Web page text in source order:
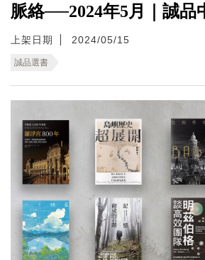
脈絡──2024年5月｜誠品
上架日期 2024/05/15
誠品選書